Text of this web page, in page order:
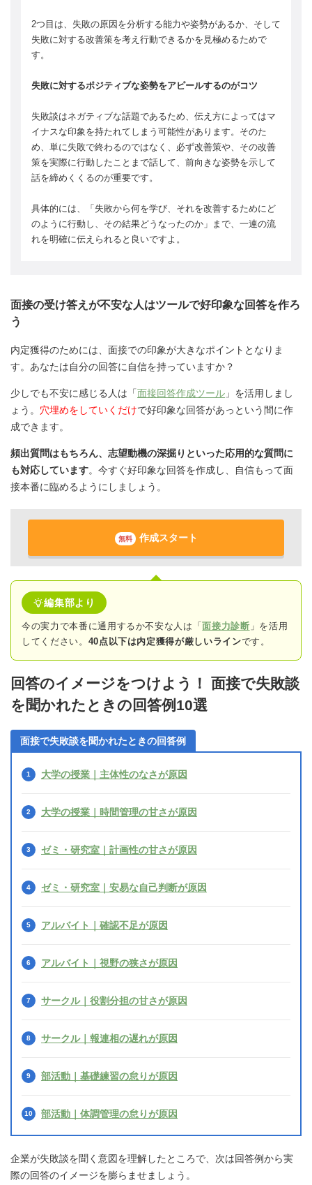
2つ目は、失敗の原因を分析する能力や姿勢があるか、そして
失敗に対する改善策を考え行動できるかを見極めるためで
す。
失敗に対するポジティブな姿勢をアピールするのがコツ
失敗談はネガティブな話題であるため、伝え方によってはマ
イナスな印象を持たれてしまう可能性があります。そのた
め、単に失敗で終わるのではなく、必ず改善策や、その改善
策を実際に行動したことまで話して、前向きな姿勢を示して
話を締めくくるのが重要です。
具体的には、「失敗から何を学び、それを改善するためにど
のように行動し、その結果どうなったのか」まで、一連の流
れを明確に伝えられると良いですよ。
面接の受け答えが不安な人はツールで好印象な回答を作ろ
う
内定獲得のためには、面接での印象が大きなポイントとなりま
す。あなたは自分の回答に自信を持っていますか？
少しでも不安に感じる人は「面接回答作成ツール 」を活用しまし
ょう。 穴埋めをしていくだけで好印象な回答があっという間に作
成できます。
頻出質問はもちろん、志望動機の深掘りといった応用的な質問に
も対応しています。今すぐ好印象な回答を作成し、自信もって面
接本番に臨めるようにしましょう。
無料 作成スタート
編集部より
今の実力で本番に通用するか不安な人は「面接力診断 」を活用
してください。 40点以下は内定獲得が厳しいラインです。
回答のイメージをつけよう！ 面接で失敗談
を聞かれたときの回答例10選
面接で失敗談を聞かれたときの回答例
大学の授業｜主体性のなさが原因
大学の授業｜時間管理の甘さが原因
ゼミ・研究室｜計画性の甘さが原因
ゼミ・研究室｜安易な自己判断が原因
アルバイト｜確認不足が原因
アルバイト｜視野の狭さが原因
サークル｜役割分担の甘さが原因
サークル｜報連相の遅れが原因
部活動｜基礎練習の怠りが原因
部活動｜体調管理の怠りが原因
企業が失敗談を聞く意図を理解したところで、次は回答例から実
際の回答のイメージを膨らませましょう。